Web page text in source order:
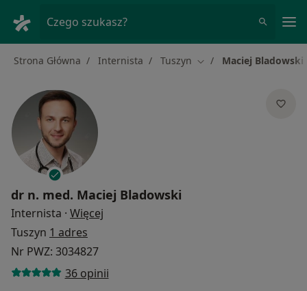
Czego szukasz?
Strona Główna Internista Tuszyn Zmień miasto
Maciej Bladowski
dr n. med. Maciej Bladowski
Internista · Więcej
Tuszyn 1 adres
Nr PWZ: 3034827
36 opinii